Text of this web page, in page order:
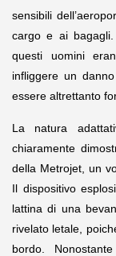
sensibili
cargo e ai
questi uomini
infliggere un
essere altrettanto
La natura
chiaramente
della Metrojet, un
Il dispositivo
lattina di una
rivelato letale,
bordo. Nonostante